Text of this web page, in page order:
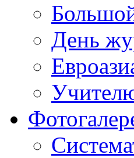
День